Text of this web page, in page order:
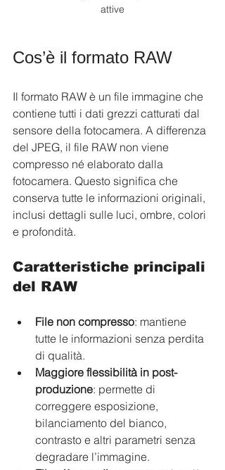
attive
Cos’è il formato RAW
Il formato RAW è un file immagine che
contiene tutti i dati grezzi catturati dal
sensore della fotocamera. A differenza
del JPEG, il file RAW non viene
compresso né elaborato dalla
fotocamera. Questo significa che
conserva tutte le informazioni originali,
inclusi dettagli sulle luci, ombre, colori
e profondità.
Caratteristiche principali
del RAW
File non compresso: mantiene
tutte le informazioni senza perdita
di qualità.
Maggiore flessibilità in post-
produzione: permette di
correggere esposizione,
bilanciamento del bianco,
contrasto e altri parametri senza
degradare l’immagine.